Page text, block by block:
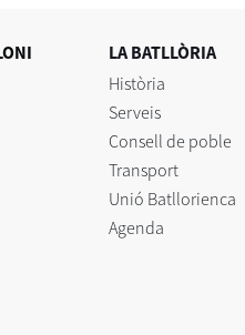
LA BATLLÒRIA
Història
Serveis
Consell de poble
Transport
Unió Batllorienca
Agenda